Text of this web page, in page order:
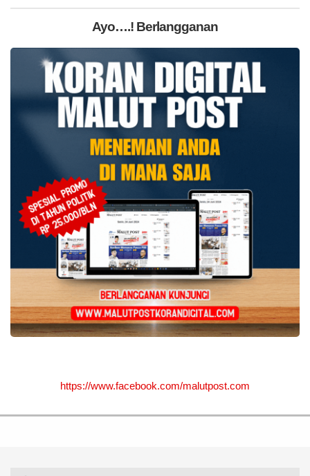
Ayo….! Berlangganan
https://www.facebook.com/malutpost.com